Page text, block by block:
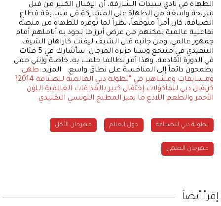
الطهاة في نادي سيدات الشارقة، أن الإقبال الكبير من قبل
شريحة واسعة من الطهاة على المشاركة في مسابقة قطاع
الضيافة، كان أمراً متوقعاً، نظراً لما توفره للطهاة من منصة
تفاعلية عالمية تمكنهم من عرض أبرز ما تجود به أناملهم أمام
جمهور عالمي. ومن جانبه قال الشيف ليفنت كاراهان الشيف
التنفيذي في منتجع وسبا جزيرة المرجان: سأشارك في 5 فئات
في الدورة القادمة، وهذا أمر لطالما حلمت به، خاصة وإنني ممن
يطمحون دائماً إلى المنافسة على نطاق واسع. المزيد: طهي
ومسابقات ومشاهير في “بطولة دبي العالمية للضيافة 2014?
كرنفال دبي للمأكولات إحتفال كبير بالمذاقات العالمية اللون
الأحمر والطعم اللاذع ما يميز المطبخ التونسي التقليدي
بطولة دبي للضيافة حول العالم مهرجان الأكل
مهرجان الطهي
إقرأ أيضاً